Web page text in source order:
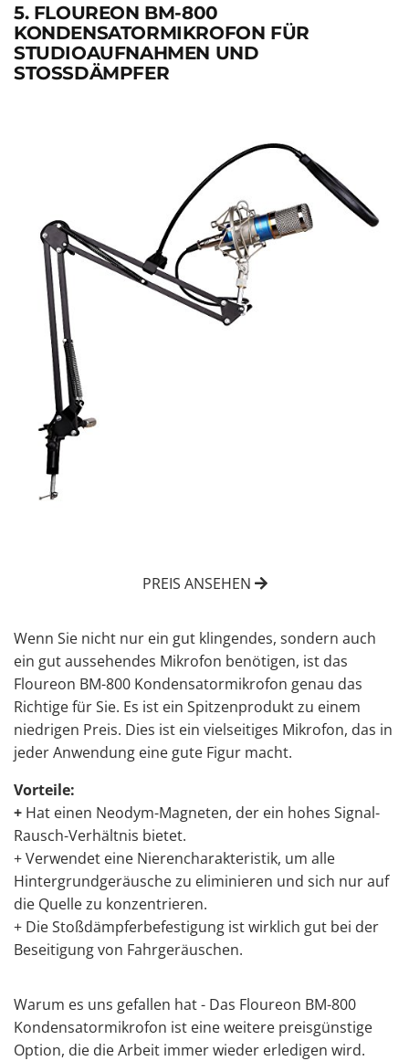
5. FLOUREON BM-800
KONDENSATORMIKROFON FÜR
STUDIOAUFNAHMEN UND
STOSSDÄMPFER
PREIS ANSEHEN
Wenn Sie nicht nur ein gut klingendes, sondern auch
ein gut aussehendes Mikrofon benötigen, ist das
Floureon BM-800 Kondensatormikrofon genau das
Richtige für Sie. Es ist ein Spitzenprodukt zu einem
niedrigen Preis. Dies ist ein vielseitiges Mikrofon, das in
jeder Anwendung eine gute Figur macht.
Vorteile:
+ Hat einen Neodym-Magneten, der ein hohes Signal-
Rausch-Verhältnis bietet.
+ Verwendet eine Nierencharakteristik, um alle
Hintergrundgeräusche zu eliminieren und sich nur auf
die Quelle zu konzentrieren.
+ Die Stoßdämpferbefestigung ist wirklich gut bei der
Beseitigung von Fahrgeräuschen.
Warum es uns gefallen hat - Das Floureon BM-800
Kondensatormikrofon ist eine weitere preisgünstige
Option, die die Arbeit immer wieder erledigen wird.